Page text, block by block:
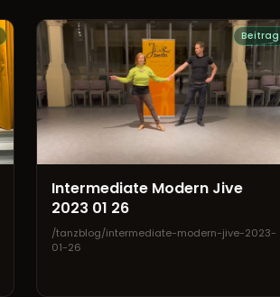
Beitrag
Intermediate Modern Jive
2023 01 26
/tanzblog/intermediate-modern-jive-2023-
01-26